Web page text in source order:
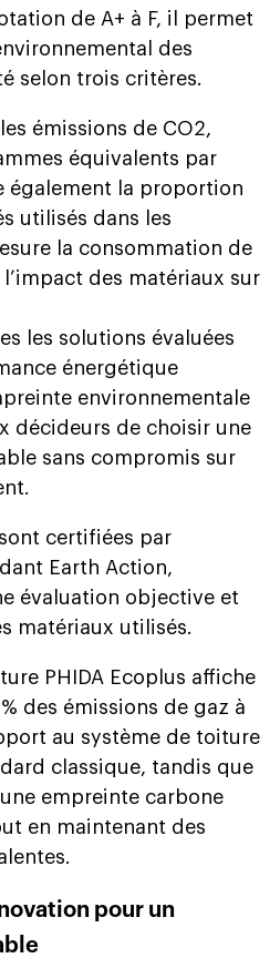
de A+ à F, il permet
des
selon trois critères.
émissions de CO2,
équivalents par
également la proportion
utilisés dans les
la consommation de
des matériaux sur
les solutions évaluées
énergétique
environnementale
décideurs de choisir une
sans compromis sur
certifiées par
Earth Action,
évaluation objective et
matériaux utilisés.
PHIDA Ecoplus affiche
des émissions de gaz à
au système de toiture
classique, tandis que
empreinte carbone
en maintenant des
pour un